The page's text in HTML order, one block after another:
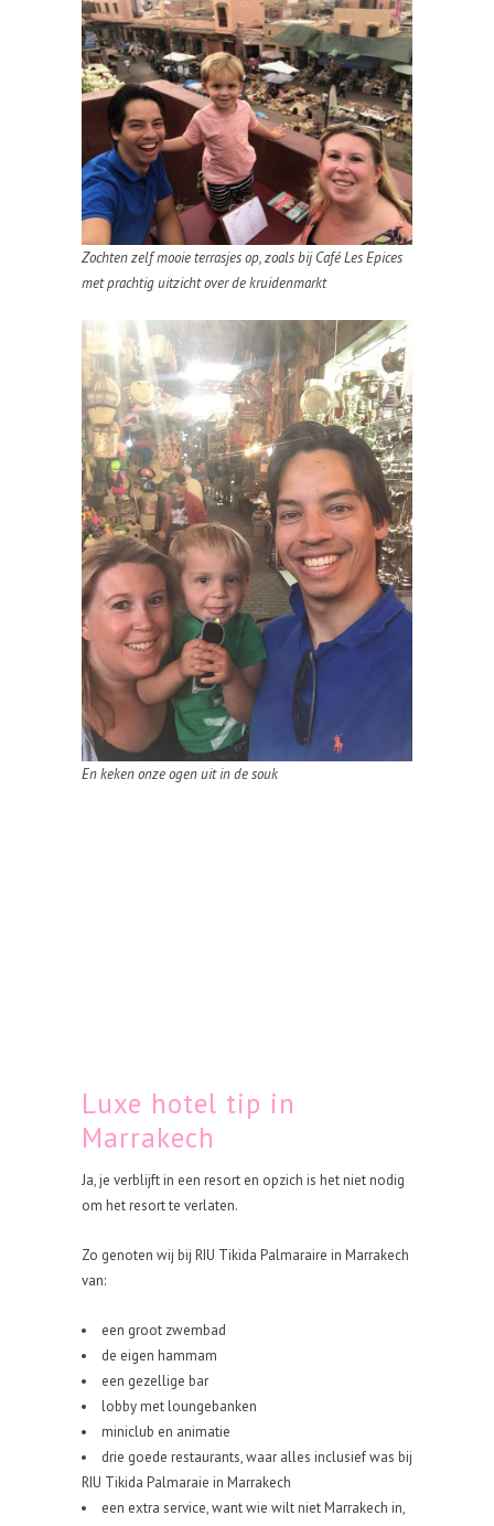
Zochten zelf mooie terrasjes op, zoals bij Café Les Epices
met prachtig uitzicht over de kruidenmarkt
En keken onze ogen uit in de souk
Luxe hotel tip in
Marrakech
Ja, je verblijft in een resort en opzich is het niet nodig
om het resort te verlaten.
Zo genoten wij bij RIU Tikida Palmaraire in Marrakech
van:
een groot zwembad
de eigen hammam
een gezellige bar
lobby met loungebanken
miniclub en animatie
drie goede restaurants, waar alles inclusief was bij
RIU Tikida Palmaraie in Marrakech
een extra service, want wie wilt niet Marrakech in,